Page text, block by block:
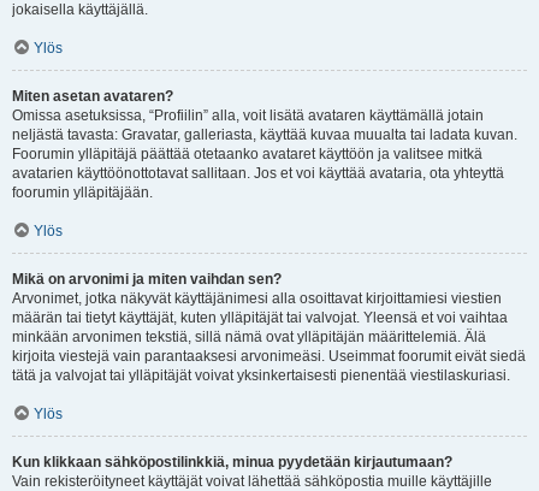
jokaisella käyttäjällä.
Ylös
Miten asetan avataren?
Omissa asetuksissa, “Profiilin” alla, voit lisätä avataren käyttämällä jotain
neljästä tavasta: Gravatar, galleriasta, käyttää kuvaa muualta tai ladata kuvan.
Foorumin ylläpitäjä päättää otetaanko avataret käyttöön ja valitsee mitkä
avatarien käyttöönottotavat sallitaan. Jos et voi käyttää avataria, ota yhteyttä
foorumin ylläpitäjään.
Ylös
Mikä on arvonimi ja miten vaihdan sen?
Arvonimet, jotka näkyvät käyttäjänimesi alla osoittavat kirjoittamiesi viestien
määrän tai tietyt käyttäjät, kuten ylläpitäjät tai valvojat. Yleensä et voi vaihtaa
minkään arvonimen tekstiä, sillä nämä ovat ylläpitäjän määrittelemiä. Älä
kirjoita viestejä vain parantaaksesi arvonimeäsi. Useimmat foorumit eivät siedä
tätä ja valvojat tai ylläpitäjät voivat yksinkertaisesti pienentää viestilaskuriasi.
Ylös
Kun klikkaan sähköpostilinkkiä, minua pyydetään kirjautumaan?
Vain rekisteröityneet käyttäjät voivat lähettää sähköpostia muille käyttäjille